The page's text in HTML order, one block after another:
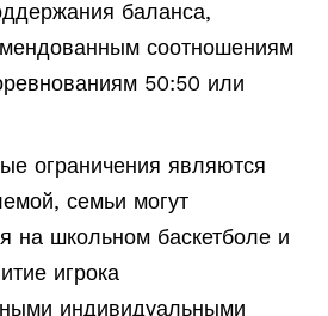
баланса,
соотношениям
50:50 или
ограничения являются
семьи могут
на школьном баскетболе и
игрока
индивидуальными